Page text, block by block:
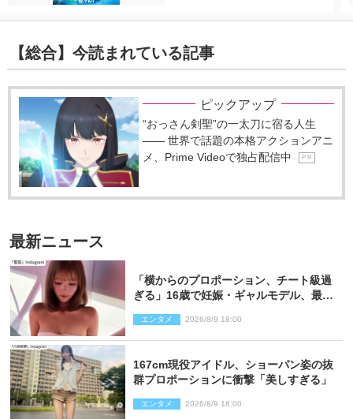
【総合】今読まれている記事
ピックアップ
“おっさん剣聖”の一太刀に宿る人生
―― 世界で話題の本格アクションアニ
メ、Prime Videoで独占配信中
P R
最新ニュース
「横からのプロポーション、チート級過
ぎる」16歳で妊娠・ギャルモデル、最新
エンタメ 2026/8/9 18:00
167cm現役アイドル、ショーパン姿の抜
群プロポーションに衝撃「美しすぎる」
エンタメ 2026/8/9 18:00